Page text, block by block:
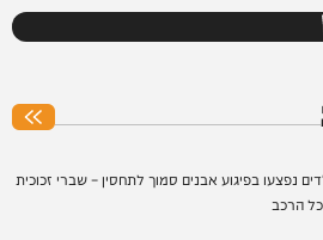
נפצעו בפיגוע אבנים סמוך לתחסין – שברי זכוכית
הרכב